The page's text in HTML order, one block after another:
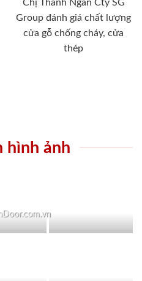
Chị Thanh Ngân Cty SG
Group đánh giá chất lượng
cửa gỗ chống cháy, cửa
thép
hình ảnh